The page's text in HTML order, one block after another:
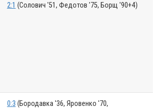
2:1 (Солович '51, Федотов '75, Борщ '90+4)
0:3 (Бородавка '36, Яровенко '70,